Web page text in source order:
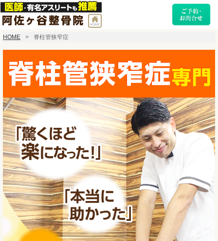
HOME 脊柱管狭窄症